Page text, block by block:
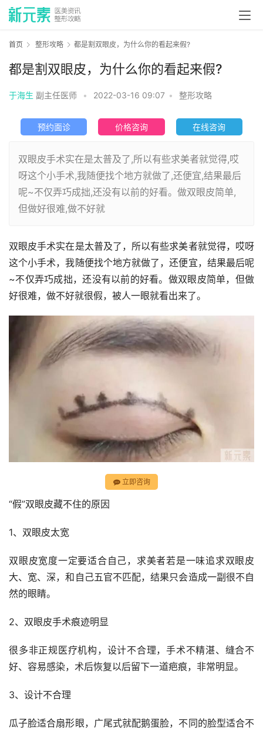
首页 整形攻略 都是割双眼皮，为什么你的看起来假?
都是割双眼皮，为什么你的看起来假?
于海生 副主任医师 • 2022-03-16 09:07 • 整形攻略
预约面诊 价格咨询 在线咨询
双眼皮手术实在是太普及了,所以有些求美者就觉得,哎
呀这个小手术,我随便找个地方就做了,还便宜,结果最后
呢~不仅弄巧成拙,还没有以前的好看。做双眼皮简单,
但做好很难,做不好就
双眼皮手术实在是太普及了，所以有些求美者就觉得，哎呀
这个小手术，我随便找个地方就做了，还便宜，结果最后呢
~不仅弄巧成拙，还没有以前的好看。做双眼皮简单，但做
好很难，做不好就很假，被人一眼就看出来了。
立即咨询
“假”双眼皮藏不住的原因
1、双眼皮太宽
双眼皮宽度一定要适合自己，求美者若是一味追求双眼皮
大、宽、深，和自己五官不匹配，结果只会造成一副很不自
然的眼睛。
2、双眼皮手术痕迹明显
很多非正规医疗机构，设计不合理，手术不精湛、缝合不
好、容易感染，术后恢复以后留下一道疤痕，非常明显。
3、设计不合理
瓜子脸适合扇形眼，广尾式就配鹅蛋脸，不同的脸型适合不